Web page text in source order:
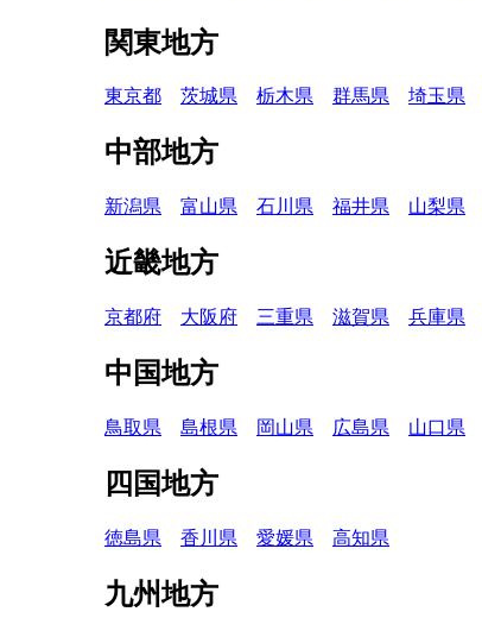
関東地方
東京都 茨城県 栃木県 群馬県 埼玉県
中部地方
新潟県 富山県 石川県 福井県 山梨県
近畿地方
京都府 大阪府 三重県 滋賀県 兵庫県
中国地方
鳥取県 島根県 岡山県 広島県 山口県
四国地方
徳島県 香川県 愛媛県 高知県
九州地方